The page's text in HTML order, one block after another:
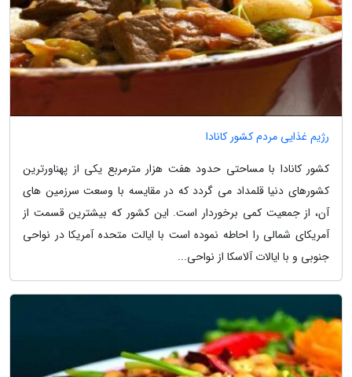
رژیم غذایی مردم کشور کانادا
کشور کانادا با مساحتی حدود هفت هزار مترمربع یکی از پهناورترین
کشورهای دنیا قلمداد می گردد که در مقایسه با وسعت سرزمین های
آن، از جمعیت کمی برخوردار است. این کشور که بیشترین قسمت از
آمریکای شمالی را احاطه نموده است با ایالت متحده آمریکا در نواحی
جنوبی و با ایالات آلاسکا از نواحی...